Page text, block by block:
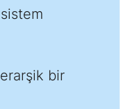
bir